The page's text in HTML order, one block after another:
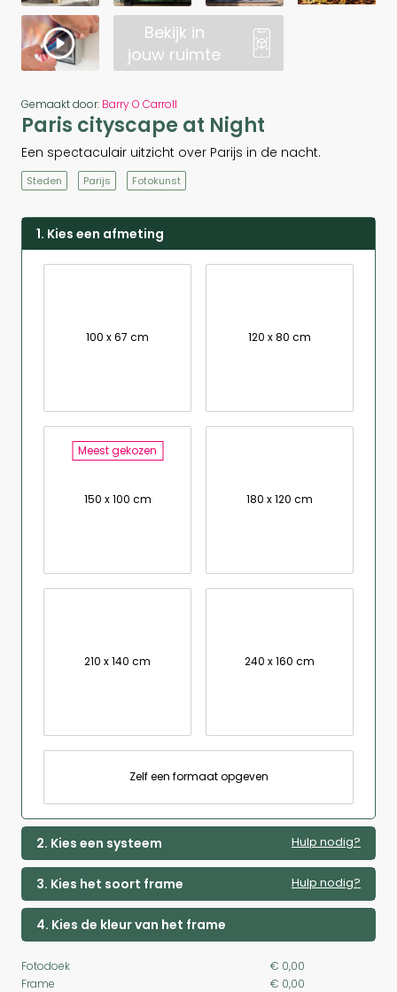
Bekijk in
jouw ruimte
Gemaakt door: Barry O Carroll
Paris cityscape at Night
Een spectaculair uitzicht over Parijs in de nacht.
Steden Parijs Fotokunst
1. Kies een afmeting
100 x 67 cm 120 x 80 cm
Meest gekozen
150 x 100 cm 180 x 120 cm
210 x 140 cm 240 x 160 cm
Zelf een formaat opgeven
2. Kies een systeem Hulp nodig?
3. Kies het soort frame Hulp nodig?
4. Kies de kleur van het frame
Fotodoek
€ 0,00
Frame
€ 0,00